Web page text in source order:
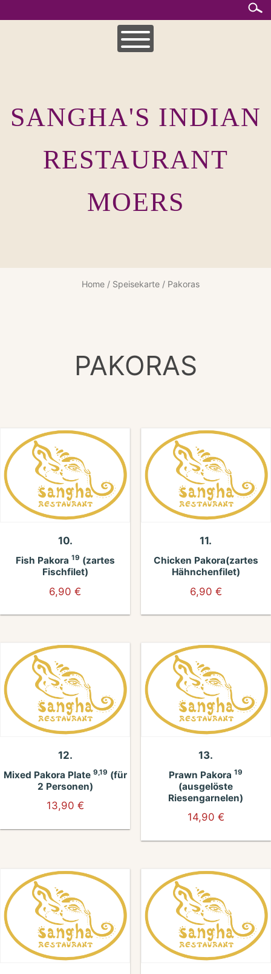
to
UNSERE SPEISEKARTEN
INDISCHE KÜCHE
SANGHA'S INDIAN
RESTAURANT
MOERS
Home/ Speisekarte/ Pakoras
PAKORAS
10.
Fish Pakora 19 (zartes
Fischfilet)
6,90€
11.
Chicken Pakora(zartes
Hähnchenfilet)
6,90 €
12.
Mixed Pakora Plate 9,19 (für
2 Personen)
13,90 €
13.
Prawn Pakora19
(ausgelöste
Riesengarnelen)
14,90 €